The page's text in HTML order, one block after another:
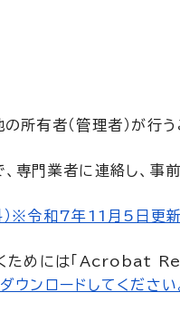
所有者（管理者）が行う
専門業者に連絡し、事
※令和7年11月5日更新
ためには「Acrobat
ウンロードしてください